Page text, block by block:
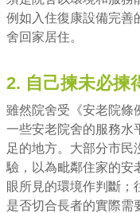
例如入住復康設備完善
舍回家居住。
2. 自己揀未必揀
雖然院舍受《安老院條
一些安老院舍的服務水
足的地方。大部分市民
驗，以為毗鄰住家的安
眼所見的環境作判斷；
是否切合長者的實際需